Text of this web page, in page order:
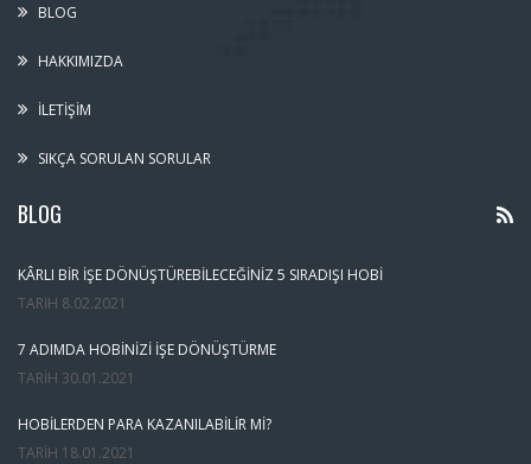
BLOG
HAKKIMIZDA
İLETIŞIM
SIKÇA SORULAN SORULAR
BLOG
KÂRLI BIR İŞE DÖNÜŞTÜREBILECEĞINIZ 5 SIRADIŞI HOBI
TARIH 8.02.2021
7 ADIMDA HOBINIZI İŞE DÖNÜŞTÜRME
TARIH 30.01.2021
HOBILERDEN PARA KAZANILABILIR MI?
TARIH 18.01.2021